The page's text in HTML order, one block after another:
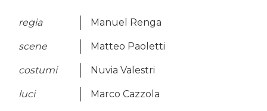
regia Manuel Renga
scene Matteo Paoletti
costumi Nuvia Valestri
luci Marco Cazzola